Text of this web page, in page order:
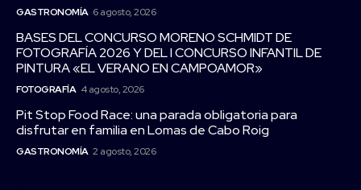
GASTRONOMÍA 6 agosto, 2026
BASES DEL CONCURSO MORENO SCHMIDT DE
FOTOGRAFÍA 2026 Y DEL I CONCURSO INFANTIL DE
PINTURA «EL VERANO EN CAMPOAMOR»
FOTOGRAFÍA 4 agosto, 2026
Pit Stop Food Race: una parada obligatoria para
disfrutar en familia en Lomas de Cabo Roig
GASTRONOMÍA 2 agosto, 2026